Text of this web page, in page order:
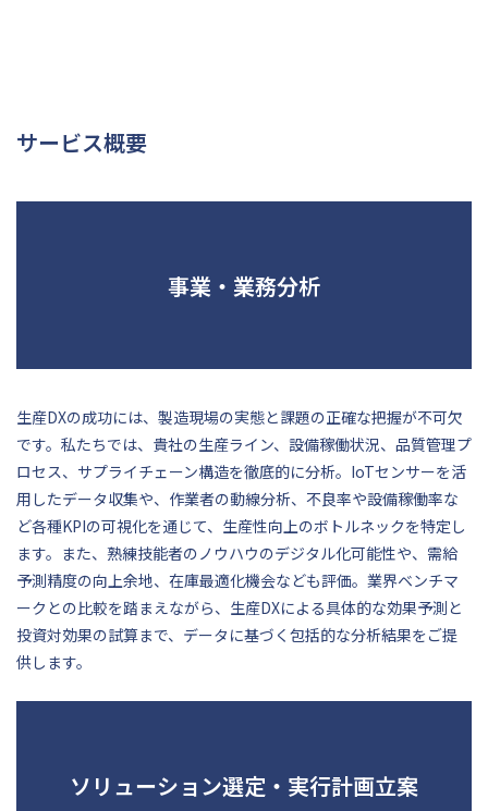
サービス概要
事業・業務分析
生産DXの成功には、製造現場の実態と課題の正確な把握が不可欠
です。私たちでは、貴社の生産ライン、設備稼働状況、品質管理プ
ロセス、サプライチェーン構造を徹底的に分析。IoTセンサーを活
用したデータ収集や、作業者の動線分析、不良率や設備稼働率な
ど各種KPIの可視化を通じて、生産性向上のボトルネックを特定し
ます。また、熟練技能者のノウハウのデジタル化可能性や、需給
予測精度の向上余地、在庫最適化機会なども評価。業界ベンチマ
ークとの比較を踏まえながら、生産DXによる具体的な効果予測と
投資対効果の試算まで、データに基づく包括的な分析結果をご提
供します。
ソリューション選定・実行計画立案